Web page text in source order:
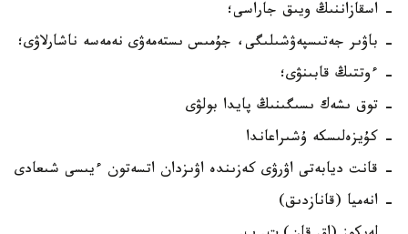
- اسقازاننىڭ ويىق جاراسى؛
- باۋىر جەتىسپەۋشىلىگى، جۇمىس ىستەمەۋى نەمەسە ناشارلاۋى؛
- ءوتتىڭ قابىنۋى؛
- توق ىشەك ىسىگىنىڭ پايدا بولۋى
- كۇيزەلىسكە ۇشىراعاندا
- قانت ديابەتى اۋرۋى كەزىندە اۋىزدان اتسەتون ءيىسى شىعادى
- انەميا (قانازدىق)